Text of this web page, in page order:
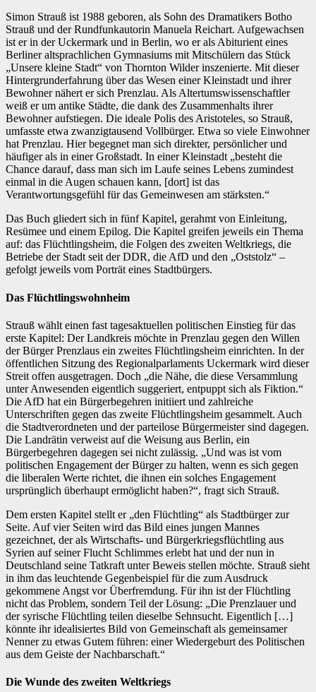
Simon Strauß ist 1988 geboren, als Sohn des Dramatikers Botho
Strauß und der Rundfunkautorin Manuela Reichart. Aufgewachsen
ist er in der Uckermark und in Berlin, wo er als Abiturient eines
Berliner altsprachlichen Gymnasiums mit Mitschülern das Stück
„Unsere kleine Stadt“ von Thornton Wilder inszenierte. Mit dieser
Hintergrunderfahrung über das Wesen einer Kleinstadt und ihrer
Bewohner nähert er sich Prenzlau. Als Altertumswissenschaftler
weiß er um antike Städte, die dank des Zusammenhalts ihrer
Bewohner aufstiegen. Die ideale Polis des Aristoteles, so Strauß,
umfasste etwa zwanzigtausend Vollbürger. Etwa so viele Einwohner
hat Prenzlau. Hier begegnet man sich direkter, persönlicher und
häufiger als in einer Großstadt. In einer Kleinstadt „besteht die
Chance darauf, dass man sich im Laufe seines Lebens zumindest
einmal in die Augen schauen kann, [dort] ist das
Verantwortungsgefühl für das Gemeinwesen am stärksten.“
Das Buch gliedert sich in fünf Kapitel, gerahmt von Einleitung,
Resümee und einem Epilog. Die Kapitel greifen jeweils ein Thema
auf: das Flüchtlingsheim, die Folgen des zweiten Weltkriegs, die
Betriebe der Stadt seit der DDR, die AfD und den „Oststolz“ –
gefolgt jeweils vom Porträt eines Stadtbürgers.
Das Flüchtlingswohnheim
Strauß wählt einen fast tagesaktuellen politischen Einstieg für das
erste Kapitel: Der Landkreis möchte in Prenzlau gegen den Willen
der Bürger Prenzlaus ein zweites Flüchtlingsheim einrichten. In der
öffentlichen Sitzung des Regionalparlaments Uckermark wird dieser
Streit offen ausgetragen. Doch „die Nähe, die diese Versammlung
unter Anwesenden eigentlich suggeriert, entpuppt sich als Fiktion.“
Die AfD hat ein Bürgerbegehren initiiert und zahlreiche
Unterschriften gegen das zweite Flüchtlingsheim gesammelt. Auch
die Stadtverordneten und der parteilose Bürgermeister sind dagegen.
Die Landrätin verweist auf die Weisung aus Berlin, ein
Bürgerbegehren dagegen sei nicht zulässig. „Und was ist vom
politischen Engagement der Bürger zu halten, wenn es sich gegen
die liberalen Werte richtet, die ihnen ein solches Engagement
ursprünglich überhaupt ermöglicht haben?“, fragt sich Strauß.
Dem ersten Kapitel stellt er „den Flüchtling“ als Stadtbürger zur
Seite. Auf vier Seiten wird das Bild eines jungen Mannes
gezeichnet, der als Wirtschafts- und Bürgerkriegsflüchtling aus
Syrien auf seiner Flucht Schlimmes erlebt hat und der nun in
Deutschland seine Tatkraft unter Beweis stellen möchte. Strauß sieht
in ihm das leuchtende Gegenbeispiel für die zum Ausdruck
gekommene Angst vor Überfremdung. Für ihn ist der Flüchtling
nicht das Problem, sondern Teil der Lösung: „Die Prenzlauer und
der syrische Flüchtling teilen dieselbe Sehnsucht. Eigentlich […]
könnte ihr idealisiertes Bild von Gemeinschaft als gemeinsamer
Nenner zu etwas Gutem führen: einer Wiedergeburt des Politischen
aus dem Geiste der Nachbarschaft.“
Die Wunde des zweiten Weltkriegs